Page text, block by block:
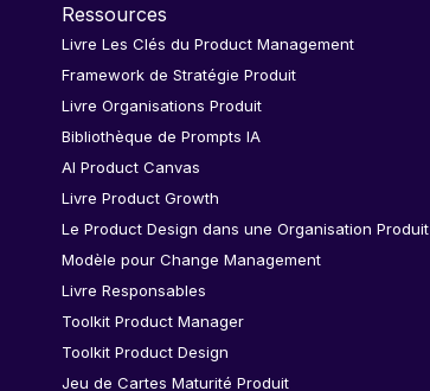
Ressources
Livre Les Clés du Product Management
Framework de Stratégie Produit
Livre Organisations Produit
Bibliothèque de Prompts IA
AI Product Canvas
Livre Product Growth
Le Product Design dans une Organisation Produit
Modèle pour Change Management
Livre Responsables
Toolkit Product Manager
Toolkit Product Design
Jeu de Cartes Maturité Produit